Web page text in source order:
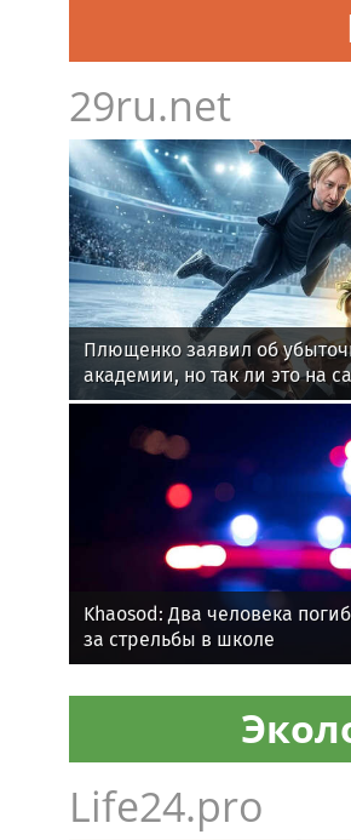
29ru.net
Плющенко заявил об
академии, но так ли это на
Khaosod: Два человека
за стрельбы в школе
Life24.pro